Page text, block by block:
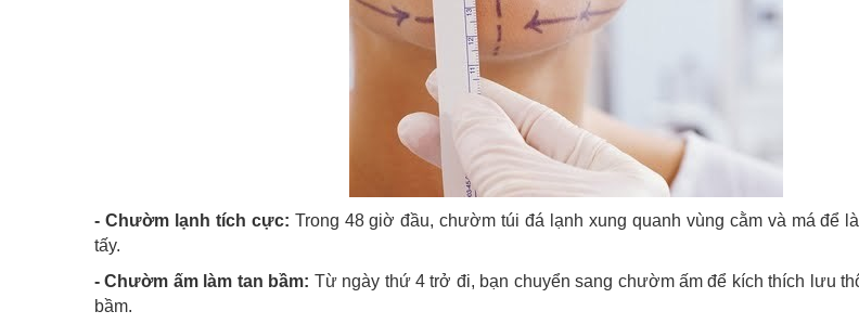
- Chườm lạnh tích cực: Trong 48 giờ đầu, chườm túi đá lạnh xung quanh vùng cằm và má để
tấy.
- Chườm ấm làm tan bầm: Từ ngày thứ 4 trở đi, bạn chuyển sang chườm ấm để kích thích lưu
bầm.